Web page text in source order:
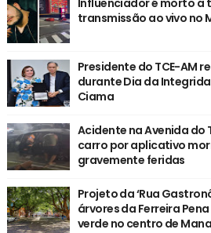
Influenciador é morto a
transmissão ao vivo no
Presidente do TCE-AM
durante Dia da
Ciama
Acidente na Avenida
carro por aplicativo
gravemente feridas
Projeto da ‘Rua
árvores da Ferreira
verde no centro de